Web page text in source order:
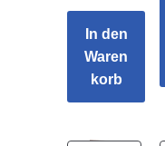
In den
Waren
korb